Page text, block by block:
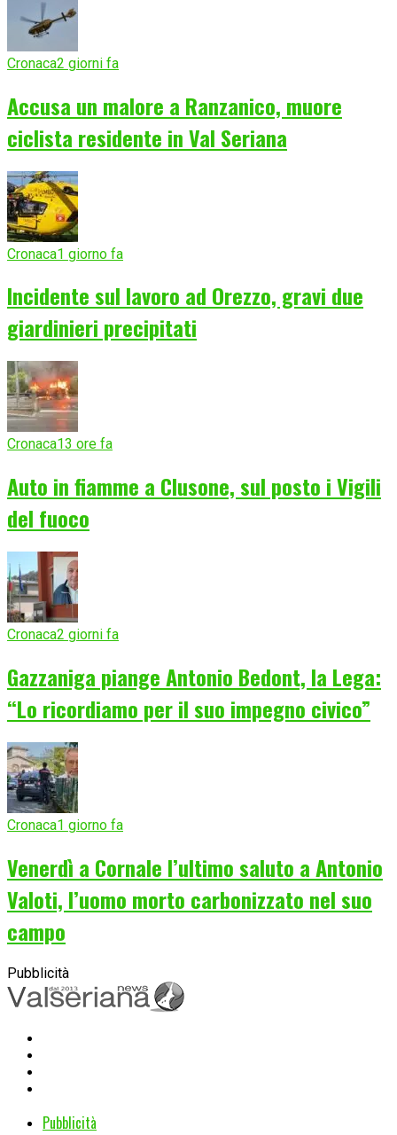
Cronaca2 giorni fa
Accusa un malore a Ranzanico, muore
ciclista residente in Val Seriana
Cronaca1 giorno fa
Incidente sul lavoro ad Orezzo, gravi due
giardinieri precipitati
Cronaca13 ore fa
Auto in fiamme a Clusone, sul posto i Vigili
del fuoco
Cronaca2 giorni fa
Gazzaniga piange Antonio Bedont, la Lega:
“Lo ricordiamo per il suo impegno civico”
Cronaca1 giorno fa
Venerdì a Cornale l’ultimo saluto a Antonio
Valoti, l’uomo morto carbonizzato nel suo
campo
Pubblicità
Pubblicità